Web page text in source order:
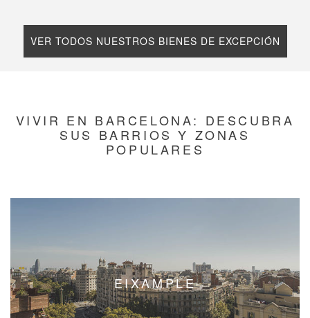
VER TODOS NUESTROS BIENES DE EXCEPCIÓN
VIVIR EN BARCELONA: DESCUBRA
SUS BARRIOS Y ZONAS
POPULARES
EIXAMPLE